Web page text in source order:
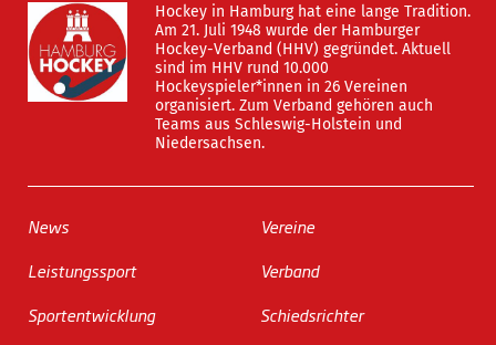
Hockey in Hamburg hat eine lange Tradition.
Am 21. Juli 1948 wurde der Hamburger
Hockey-Verband (HHV) gegründet. Aktuell
sind im HHV rund 10.000
Hockeyspieler*innen in 26 Vereinen
organisiert. Zum Verband gehören auch
Teams aus Schleswig-Holstein und
Niedersachsen.
News
Leistungssport
Sportentwicklung
Vereine
Verband
Schiedsrichter